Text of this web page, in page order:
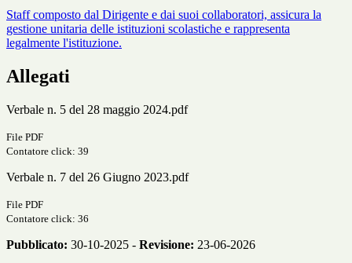
Staff composto dal Dirigente e dai suoi collaboratori, assicura la
gestione unitaria delle istituzioni scolastiche e rappresenta
legalmente l'istituzione.
Allegati
Verbale n. 5 del 28 maggio 2024.pdf
File PDF
Contatore click: 39
Verbale n. 7 del 26 Giugno 2023.pdf
File PDF
Contatore click: 36
Pubblicato: 30-10-2025 - Revisione: 23-06-2026